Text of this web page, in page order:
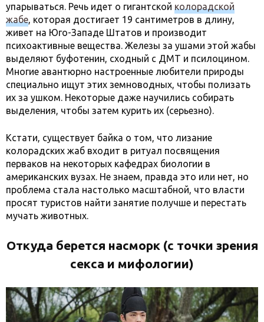
упарываться. Речь идет о гигантской колорадской
жабе, которая достигает 19 сантиметров в длину,
живет на Юго-Западе Штатов и производит
психоактивные вещества. Железы за ушами этой жабы
выделяют буфотенин, сходный с ДМТ и псилоцином.
Многие авантюрно настроенные любители природы
специально ищут этих земноводных, чтобы полизать
их за ушком. Некоторые даже научились собирать
выделения, чтобы затем курить их (серьезно).
Кстати, существует байка о том, что лизание
колорадских жаб входит в ритуал посвящения
перваков на некоторых кафедрах биологии в
американских вузах. Не знаем, правда это или нет, но
проблема стала настолько масштабной, что власти
просят туристов найти занятие получше и перестать
мучать животных.
Откуда берется насморк (с точки зрения
секса и мифологии)